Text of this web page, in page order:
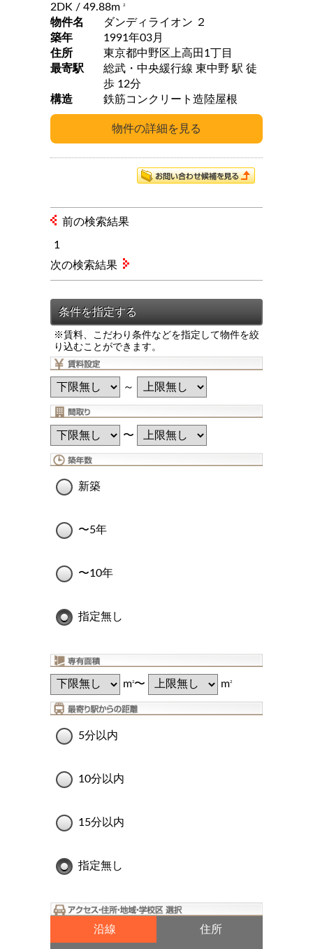
2DK / 49.88m 2
物件名
ダンディライオン ２
築年
1991年03月
住所
東京都中野区上高田1丁目
最寄駅
総武・中央緩行線 東中野 駅 徒
歩 12分
構造
鉄筋コンクリート造陸屋根
前の検索結果
1
※賃料、こだわり条件などを指定して物件を絞
り込むことができます。
～
〜
新築
〜5年
〜10年
指定無し
m2〜 m2
5分以内
10分以内
15分以内
指定無し
沿線 住所